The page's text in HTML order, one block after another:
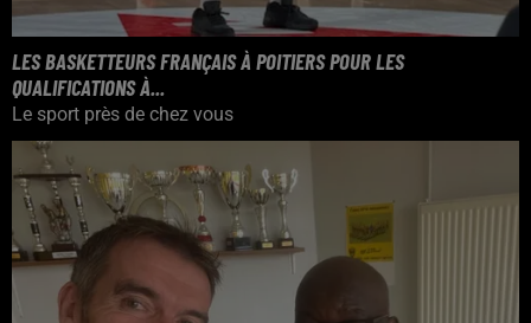
LES BASKETTEURS FRANÇAIS À POITIERS POUR LES
QUALIFICATIONS À...
Le sport près de chez vous